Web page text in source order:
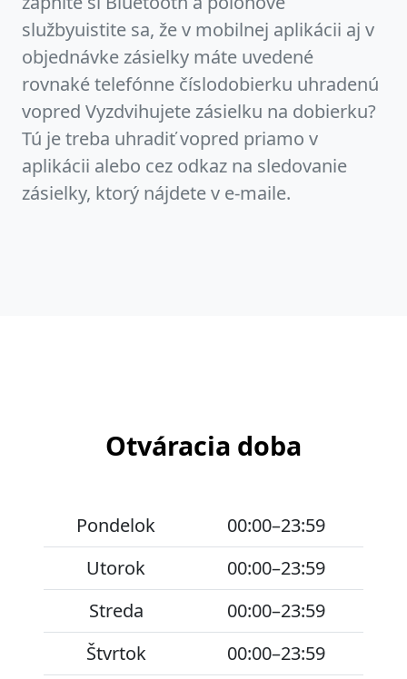
službyuistite sa, že v mobilnej aplikácii aj v
objednávke zásielky máte uvedené
rovnaké telefónne číslodobierku uhradenú
vopred Vyzdvihujete zásielku na dobierku?
Tú je treba uhradiť vopred priamo v
aplikácii alebo cez odkaz na sledovanie
zásielky, ktorý nájdete v e-maile.
Otváracia doba
Pondelok
00:00–23:59
Utorok
00:00–23:59
Streda
00:00–23:59
Štvrtok
00:00–23:59